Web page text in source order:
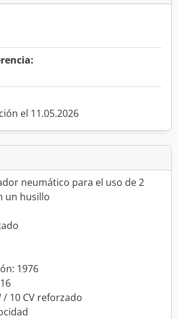
el 11.05.2026
neumático para el uso de 2
un husillo
1976
10 CV reforzado